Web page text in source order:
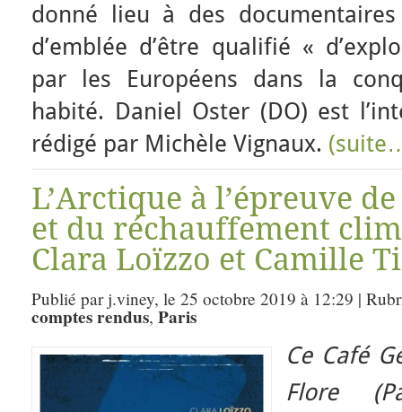
donné lieu à des
d’emblée d’être qualifié «
par les Européens dans la
habité. Daniel Oster (DO) est
rédigé par Michèle Vignaux.
L’Arctique à l’épreuve
et du réchauffement
Clara Loïzzo et Camille
Publié par j.viney, le 25 octobre 2019 à 12:29 |
comptes rendus, Paris
Ce Café
Flore